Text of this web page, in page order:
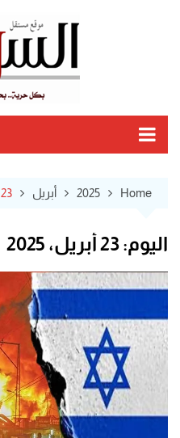
Home
2025 أبريل 23
اليوم:23 أبريل، 2025